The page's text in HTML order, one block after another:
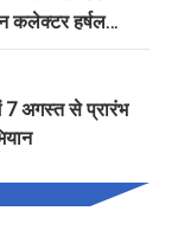
कलेक्टर हर्षल
अगस्त से प्रारंभ